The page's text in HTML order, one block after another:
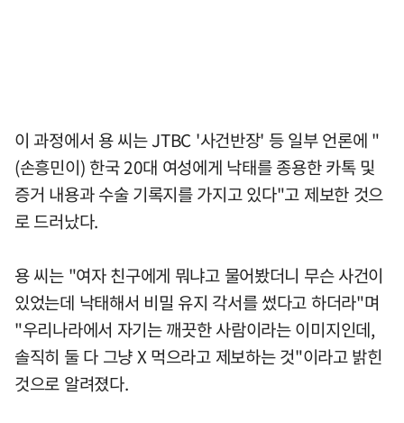
이 과정에서 용 씨는 JTBC '사건반장' 등 일부 언론에 "
(손흥민이) 한국 20대 여성에게 낙태를 종용한 카톡 및
증거 내용과 수술 기록지를 가지고 있다"고 제보한 것으
로 드러났다.
용 씨는 "여자 친구에게 뭐냐고 물어봤더니 무슨 사건이
있었는데 낙태해서 비밀 유지 각서를 썼다고 하더라"며
"우리나라에서 자기는 깨끗한 사람이라는 이미지인데,
솔직히 둘 다 그냥 X 먹으라고 제보하는 것"이라고 밝힌
것으로 알려졌다.